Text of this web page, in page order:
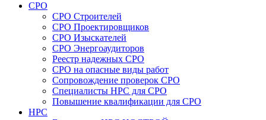
СРО
СРО Строителей
СРО Проектировщиков
СРО Изыскателей
СРО Энергоаудиторов
Реестр надежных СРО
СРО на опасные виды работ
Сопровождение проверок СРО
Специалисты НРС для СРО
Повышение квалификации для СРО
НРС